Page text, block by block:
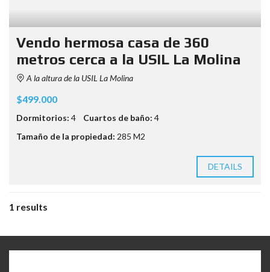
Vendo hermosa casa de 360
metros cerca a la USIL La Molina
A la altura de la USIL La Molina
$499.000
Dormitorios: 4 Cuartos de baño: 4
Tamaño de la propiedad: 285 M2
DETAILS
1 results